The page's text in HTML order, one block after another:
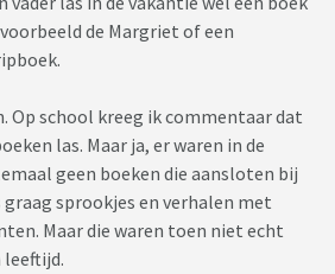
de Margriet of een
Op school kreeg ik commentaar dat
las. Maar ja, er waren in de
geen boeken die aansloten bij
sprookjes en verhalen met
Maar die waren toen niet echt
leeftijd.